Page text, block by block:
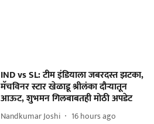
IND vs SL: टीम इंडियाला जबरदस्त झटका,
मॅचविनर स्टार खेळाडू श्रीलंका दौऱ्यातून
आऊट, शुभमन गिलबाबतही मोठी अपडेट
Nandkumar Joshi 16 hours ago